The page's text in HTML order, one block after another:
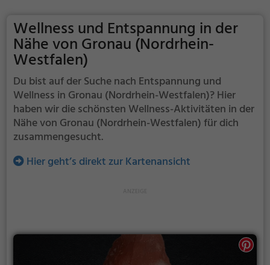
Wellness und Entspannung in der
Nähe von Gronau (Nordrhein-
Westfalen)
Du bist auf der Suche nach Entspannung und
Wellness in Gronau (Nordrhein-Westfalen)? Hier
haben wir die schönsten Wellness-Aktivitäten in der
Nähe von Gronau (Nordrhein-Westfalen) für dich
zusammengesucht.
Hier geht’s direkt zur Kartenansicht